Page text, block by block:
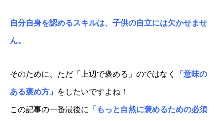
自分自身を認めるスキルは、子供の自立には欠かせませ
ん。
そのために、ただ「上辺で褒める」のではなく 「意味の
ある褒め方」 をしたいですよね！
この記事の一番最後に 「もっと自然に褒めるための必須